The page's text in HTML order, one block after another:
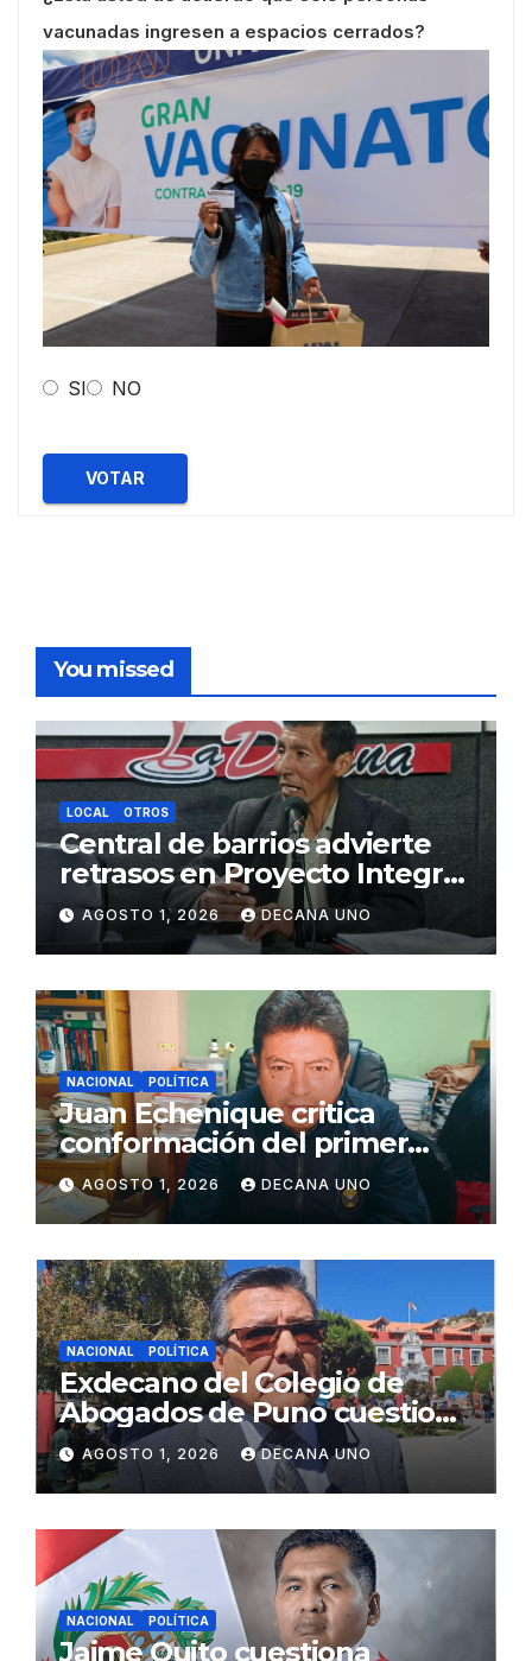
vacunadas ingresen a espacios cerrados?
SI NO
VOTAR
You missed
LOCAL OTROS
Central de barrios advierte
retrasos en Proyecto Integral
de Agua y Alcantarillado para
Juliaca
AGOSTO 1, 2026 DECANA UNO
NACIONAL POLÍTICA
Juan Echenique critica
conformación del primer
gabinete ministerial de Keiko
Fujimori
AGOSTO 1, 2026 DECANA UNO
NACIONAL POLÍTICA
Exdecano del Colegio de
Abogados de Puno cuestiona
propuestas sobre seguridad
ciudadana
AGOSTO 1, 2026 DECANA UNO
NACIONAL POLÍTICA
Jaime Quito cuestiona